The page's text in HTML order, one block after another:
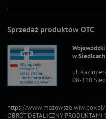
Sprzedaż produktów OTC
w Siedlcach
ul.
08-110
https://www.mazowsze.wiw.gov.pl/
OBRÓT DETALICZNY PRODUKTAMI